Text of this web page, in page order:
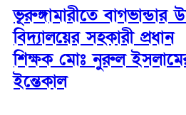
ভূরুঙ্গামারীতে বাগভান্ডার
বিদ্যালয়ের সহকারী প্রধান
শিক্ষক মোঃ নুরুল
ইন্তেকাল